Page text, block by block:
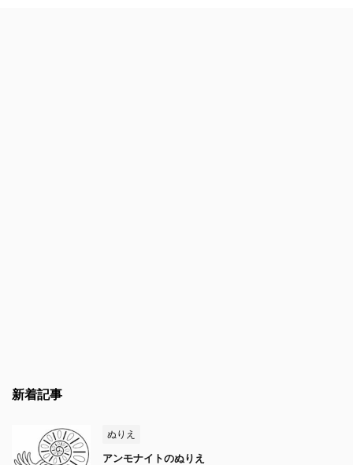
新着記事
ぬりえ
アンモナイトのぬりえ